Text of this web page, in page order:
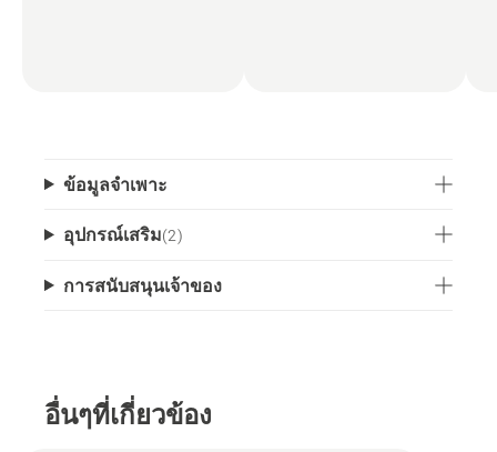
ข้อมูลจำเพาะ
อุปกรณ์เสริม(2)
การสนับสนุนเจ้าของ
อื่นๆที่เกี่ยวข้อง